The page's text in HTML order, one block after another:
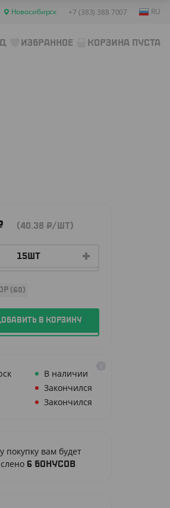
Новосибирск +7 (383) 388 7007 RU
ИЗБРАННОЕ КОРЗИНА ПУСТА
(40.38 ₽/ШТ)
(60)
В КОРЗИНУ
В наличии
Закончился
Закончился
покупку вам будет
6 бонусов